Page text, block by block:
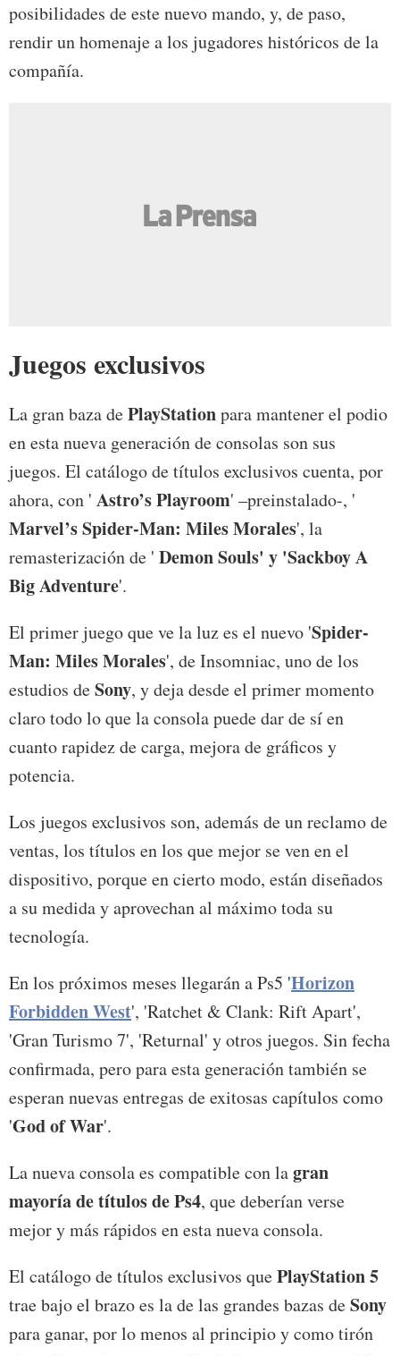
posibilidades de este nuevo mando, y, de paso,
rendir un homenaje a los jugadores históricos de la
compañía.
Juegos exclusivos
La gran baza dePlayStationpara mantener el podio
en esta nueva generación de consolas son sus
juegos. El catálogo de títulos exclusivos cuenta, por
ahora, con ' Astro’s Playroom' –preinstalado-, '
Marvel’s Spider-Man: Miles Morales', la
remasterización de ' Demon Souls' y 'Sackboy A
Big Adventure'.
El primer juego que ve la luz es el nuevo 'Spider-
Man: Miles Morales', de Insomniac, uno de los
estudios deSony, y deja desde el primer momento
claro todo lo que la consola puede dar de sí en
cuanto rapidez de carga, mejora de gráficos y
potencia.
Los juegos exclusivos son, además de un reclamo de
ventas, los títulos en los que mejor se ven en el
dispositivo, porque en cierto modo, están diseñados
a su medida y aprovechan al máximo toda su
tecnología.
En los próximos meses llegarán a Ps5 'Horizon
Forbidden West', 'Ratchet & Clank: Rift Apart',
'Gran Turismo 7', 'Returnal' y otros juegos. Sin fecha
confirmada, pero para esta generación también se
esperan nuevas entregas de exitosas capítulos como
'God of War'.
La nueva consola es compatible con lagran
mayoría de títulos de Ps4, que deberían verse
mejor y más rápidos en esta nueva consola.
El catálogo de títulos exclusivos quePlayStation 5
trae bajo el brazo es la de las grandes bazas deSony
para ganar, por lo menos al principio y como tirón